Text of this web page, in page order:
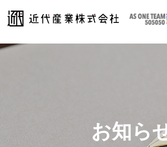
お知ら